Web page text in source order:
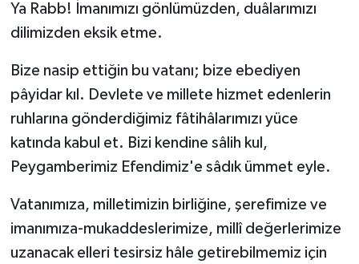
Ya Rabb! İmanımızı gönlümüzden, duâlarımızı
dilimizden eksik etme.
Bize nasip ettiğin bu vatanı; bize ebediyen
pâyidar kıl. Devlete ve millete hizmet edenlerin
ruhlarına gönderdiğimiz fâtihâlarımızı yüce
katında kabul et. Bizi kendine sâlih kul,
Peygamberimiz Efendimiz'e sâdık ümmet eyle.
Vatanımıza, milletimizin birliğine, şerefimize ve
imanımıza-mukaddeslerimize, millî değerlerimize
uzanacak elleri tesirsiz hâle getirebilmemiz için